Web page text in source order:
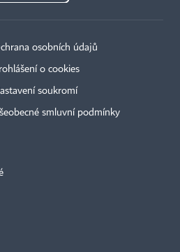
osobních údajů
o cookies
soukromí
smluvní podmínky